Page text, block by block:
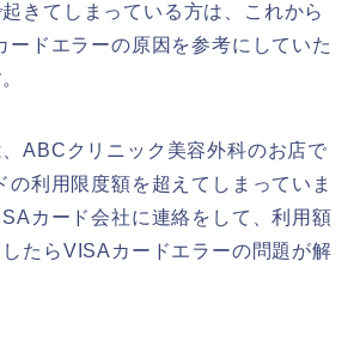
きてしまっている方は、これから
ードエラーの原因を参考にしていた
ABCクリニック美容外科のお店で
の利用限度額を超えてしまっていま
カード会社に連絡をして、利用額
たらVISAカードエラーの問題が解